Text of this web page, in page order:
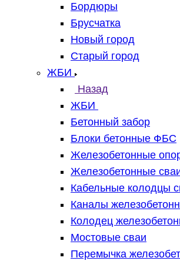
Бордюры
Брусчатка
Новый город
Старый город
ЖБИ
Назад
ЖБИ
Бетонный забор
Блоки бетонные ФБС
Железобетонные
Железобетонные
Кабельные колодцы
Каналы
Колодец
Мостовые сваи
Перемычка